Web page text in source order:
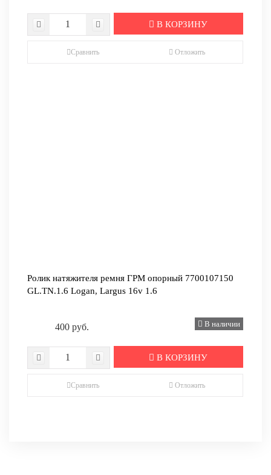
В КОРЗИНУ
Сравнить Отложить
Ролик натяжителя ремня ГРМ опорный 7700107150
GL.TN.1.6 Logan, Largus 16v 1.6
400 руб. В наличии
В КОРЗИНУ
Сравнить Отложить